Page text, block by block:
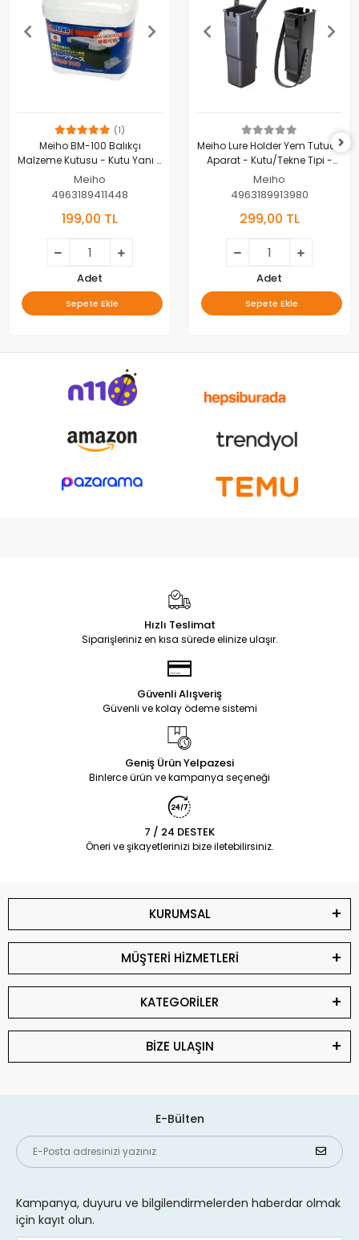
(1)
Meiho BM-100 Balıkçı
Malzeme Kutusu - Kutu Yanı -
Şeffaf
Meiho
4963189411448
199,00 TL
Adet
Sepete Ekle
Meiho Lure Holder Yem Tutucu
Aparat - Kutu/Tekne Tipi -
Siyah
Meiho
4963189913980
299,00 TL
Adet
Sepete Ekle
Hızlı Teslimat
Siparişleriniz en kısa sürede elinize ulaşır.
Güvenli Alışveriş
Güvenli ve kolay ödeme sistemi
Geniş Ürün Yelpazesi
Binlerce ürün ve kampanya seçeneği
7 / 24 DESTEK
Öneri ve şikayetlerinizi bize iletebilirsiniz.
KURUMSAL
MÜŞTERİ HİZMETLERİ
KATEGORİLER
BİZE ULAŞIN
E-Bülten
Kampanya, duyuru ve bilgilendirmelerden haberdar olmak
için kayıt olun.